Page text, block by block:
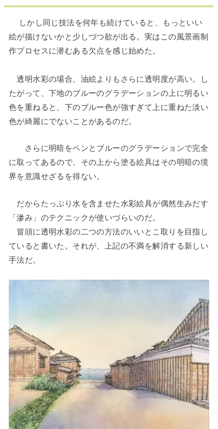
しかし同じ技法を何年も続けていると、もっといい
絵が描けないかと少しづつ欲が出る。実はこの風景画制
作プロセスに潜むある欠点を感じ始めた。
透明水彩の場合、油絵よりもさらに透明度が高い。し
たがって、下地のブルーのグラデーションの上に明るい
色を重ねると、下のブルー色が強すぎて上に重ねた淡い
色が綺麗にでないことがあるのだ。
さらに明暗をペンとブルーのグラデーションで完全
に取ってあるので、その上から塗る絵具はその明暗の境
界を意識せざるを得ない。
だからたっぷり水を含ませた水彩絵具が偶然生みだす
「滲み」のテクニックが使いづらいのだ。
冒頭に透明水彩の二つの方法のいいとこ取りを目指し
ていると書いた。それが、上記の不満を解消する新しい
手法だ。